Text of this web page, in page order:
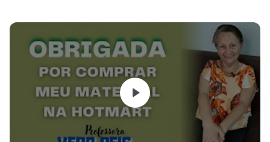
a sequência dos 24 assuntos, que estão disponíveis na
HOTMART.